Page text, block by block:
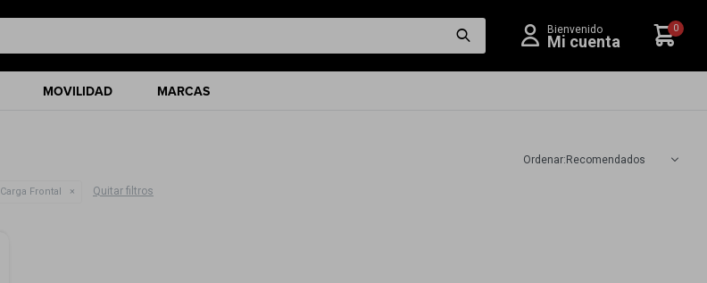
MOVILIDAD MARCAS
0
Recomendados
Carga Frontal Quitar filtros